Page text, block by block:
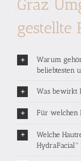
Graz
gestellte
Warum
beliebtesten
Was bewirkt
Für welchen
Welche